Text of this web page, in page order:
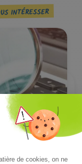
INTÉRESSER
une gestion